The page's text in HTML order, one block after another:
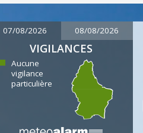
07/08/2026 08/08/2026
VIGILANCES
Aucune
vigilance
particulière